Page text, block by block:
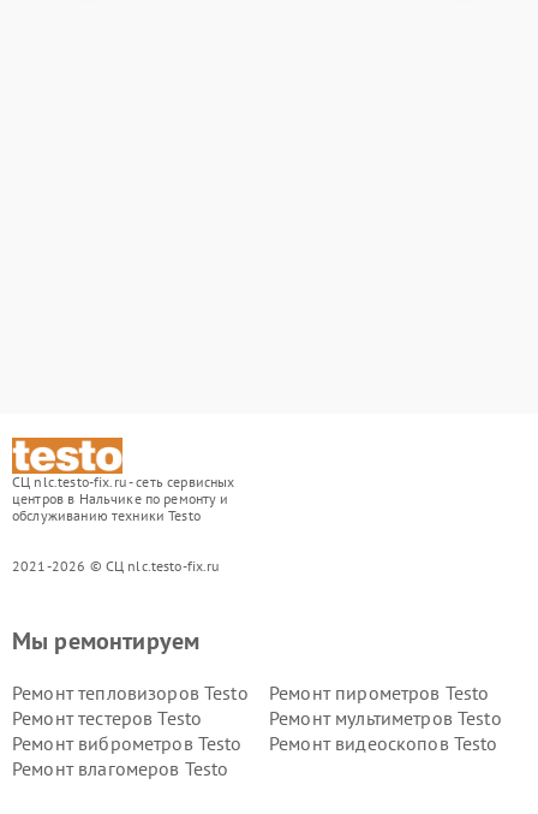
СЦ nlc.testo-fix.ru - сеть сервисных
центров в Нальчике по ремонту и
обслуживанию техники Testo
2021-2026 © СЦ nlc.testo-fix.ru
Мы ремонтируем
Ремонт тепловизоров Testo
Ремонт пирометров Testo
Ремонт тестеров Testo
Ремонт мультиметров Testo
Ремонт виброметров Testo
Ремонт видеоскопов Testo
Ремонт влагомеров Testo